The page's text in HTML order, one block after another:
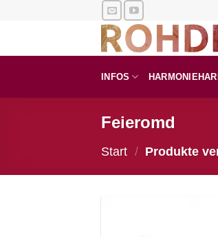
INFOS
Feieromd
Start / Produkte